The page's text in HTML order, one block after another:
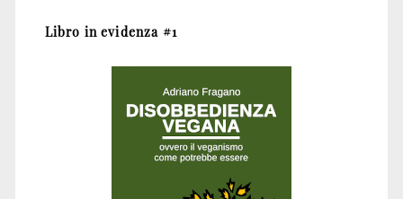
Libro in evidenza #1